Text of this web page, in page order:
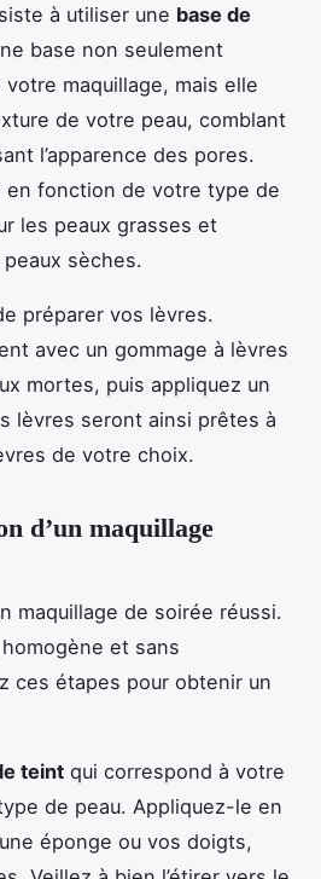
à utiliser une base de
base non seulement
maquillage, mais elle
de votre peau, comblant
l’apparence des pores.
en fonction de votre type de
les peaux grasses et
sèches.
préparer vos lèvres.
avec un gommage à lèvres
mortes, puis appliquez un
lèvres seront ainsi prêtes à
de votre choix.
d’un maquillage
maquillage de soirée réussi.
et sans
ces étapes pour obtenir un
teint qui correspond à votre
de peau. Appliquez-le en
éponge ou vos doigts,